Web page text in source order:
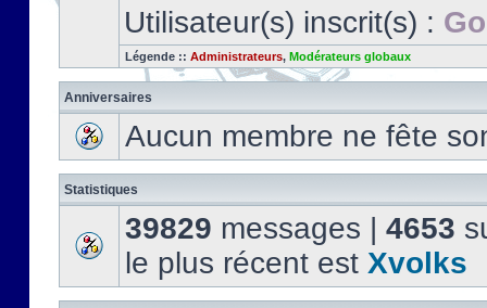
Utilisateur(s) inscrit(s) :
Légende :: Administrateurs, Modérateurs globaux
Anniversaires
Aucun membre ne fête
Statistiques
39829 messages | 4653
le plus récent est Xvolks